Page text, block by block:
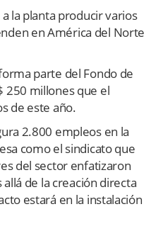
la planta producir varios
en América del Norte
parte del Fondo de
250 millones que el
de este año.
2.800 empleos en la
como el sindicato que
del sector enfatizaron
de la creación directa
estará en la instalación